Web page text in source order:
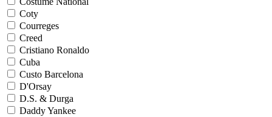
Coty
Courreges
Creed
Cristiano Ronaldo
Cuba
Custo Barcelona
D'Orsay
D.S. & Durga
Daddy Yankee